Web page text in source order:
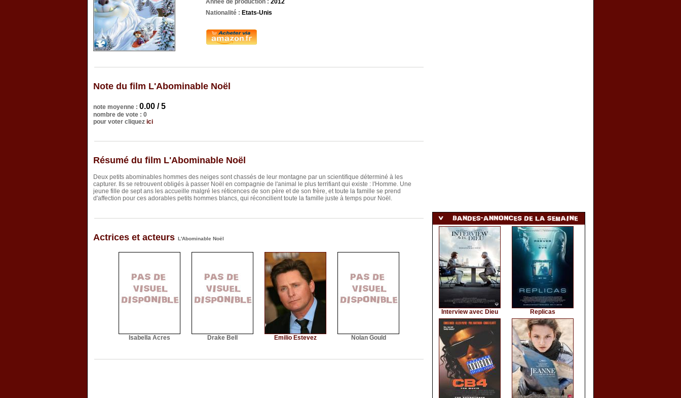
Nationalité : Etats-Unis
Note du film L'Abominable Noël
note moyenne : 0.00 / 5
nombre de vote : 0
pour voter cliquez ici
Résumé du film L'Abominable Noël
Deux petits abominables hommes des neiges sont chassés de leur montagne par un scientifique déterminé à les
capturer. Ils se retrouvent obligés à passer Noël en compagnie de l'animal le plus terrifiant qui existe : l'Homme. Une
jeune fille de sept ans les accueille malgré les réticences de son père et de son frère, et toute la famille se prend
d'affection pour ces adorables petits hommes blancs, qui réconcilient toute la famille juste à temps pour Noël.
Actrices et acteurs L'Abominable Noël
Isabella Acres Drake Bell Emilio Estevez Nolan Gould
Interview avec Dieu Replicas